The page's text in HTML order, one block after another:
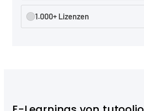
1.000+ Lizenzen